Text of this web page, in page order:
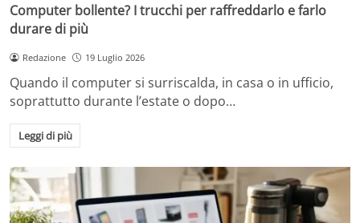
Computer bollente? I trucchi per raffreddarlo e farlo
durare di più
Redazione 19 Luglio 2026
Quando il computer si surriscalda, in casa o in ufficio,
soprattutto durante l’estate o dopo…
Leggi di più